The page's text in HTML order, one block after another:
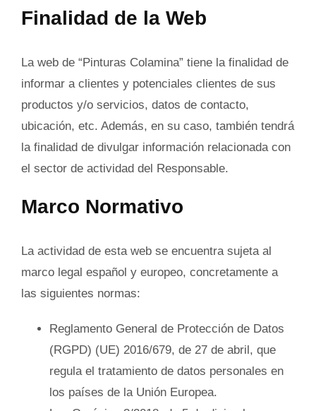
Finalidad de la Web
La web de “Pinturas Colamina” tiene la finalidad de
informar a clientes y potenciales clientes de sus
productos y/o servicios, datos de contacto,
ubicación, etc. Además, en su caso, también tendrá
la finalidad de divulgar información relacionada con
el sector de actividad del Responsable.
Marco Normativo
La actividad de esta web se encuentra sujeta al
marco legal español y europeo, concretamente a
las siguientes normas:
Reglamento General de Protección de Datos
(RGPD) (UE) 2016/679, de 27 de abril, que
regula el tratamiento de datos personales en
los países de la Unión Europea.